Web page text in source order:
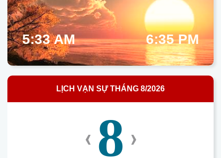
5:33 AM 6:35 PM
LỊCH VẠN SỰ THÁNG 8/2026
‹ 8 ›